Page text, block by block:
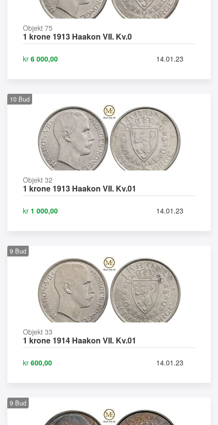
Objekt 75
1 krone 1913 Haakon VII. Kv.0
kr 6 000,00 14.01.23
10 Bud
Objekt 32
1 krone 1913 Haakon VII. Kv.01
kr 1 000,00 14.01.23
9 Bud
Objekt 33
1 krone 1914 Haakon VII. Kv.01
kr 600,00 14.01.23
9 Bud